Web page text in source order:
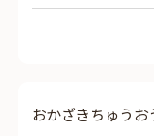
おかざきちゅうお